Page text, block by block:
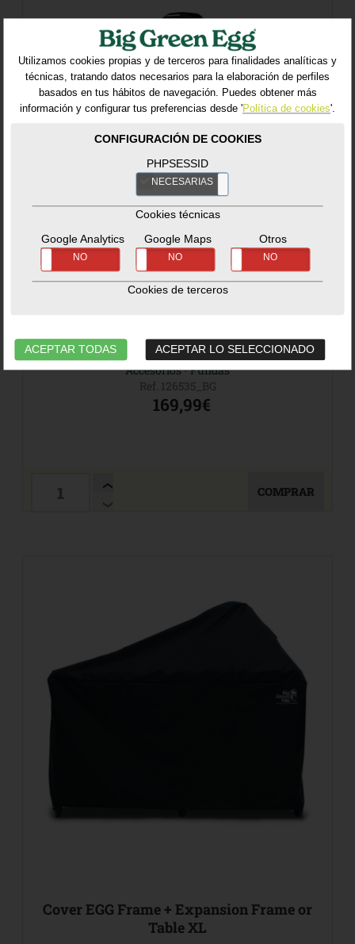
Cover Nest 2XL
Accesorios-Fundas
Ref. 126535_BG
169,99€
COMPRAR
Cover EGG Frame + Expansion Frame or
Table XL
Utilizamos cookies propias y de terceros para finalidades analíticas y
técnicas, tratando datos necesarios para la elaboración de perfiles
basados en tus hábitos de navegación. Puedes obtener más
información y configurar tus preferencias desde 'Política de cookies'.
CONFIGURACIÓN DE COOKIES
PHPSESSID
NECESARIAS
Cookies técnicas
Google Analytics
NO
Google Maps
NO
Otros
NO
Cookies de terceros
ACEPTAR TODAS ACEPTAR LO SELECCIONADO